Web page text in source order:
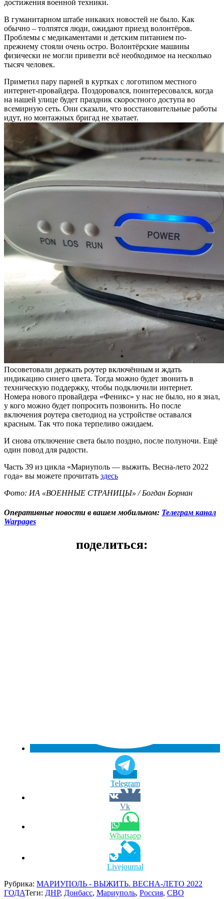
достижения военной техники.
В гуманитарном штабе никаких новостей не было. Как
обычно – толпятся люди, ожидают приезд волонтёров.
Проблемы с медикаментами и детским питанием по-
прежнему стояли очень остро. Волонтёрские машины
физически не могли привезти всё необходимое на несколько
тысяч человек.
Приметил пару парней в куртках с логотипом местного
интернет-провайдера. Поздоровался, поинтересовался, когда
на нашей улице будет праздник скоростного доступа во
всемирную сеть. Они сказали, что восстановительные работы
идут, но монтажных бригад не хватает.
Посоветовали держать роутер включённым и ждать
индикацию синего цвета. Тогда можно будет звонить в
техническую поддержку, чтобы подключили интернет.
Номера нового провайдера «Феникс» у нас не было, но я знал,
у кого можно будет попросить позвонить. Но после
включения роутера светодиод на устройстве оставался
красным. Так что пока терпеливо ожидаем.
И снова отключение света было поздно, после полуночи. Ещё
один повод для радости.
Часть 39 из цикла «Мариуполь — выжить. Весна-лето 2022
года» вы можете прочитать здесь
Фото: ИА «ВОЕННЫЕ СТРАНИЦЫ» / Богдан Борман
Оперативные новости в вашем мобильном: Телеграм канал
Warpages
поделиться:
Telegram
Vk
Whatsapp
Livejournal
Рубрика: МАРИУПОЛЬ - ВЫЖИТЬ. ВЕСНА-ЛЕТО 2022
ГОДАТеги: ДНР, Донбасс, Мариуполь, Россия, СВО